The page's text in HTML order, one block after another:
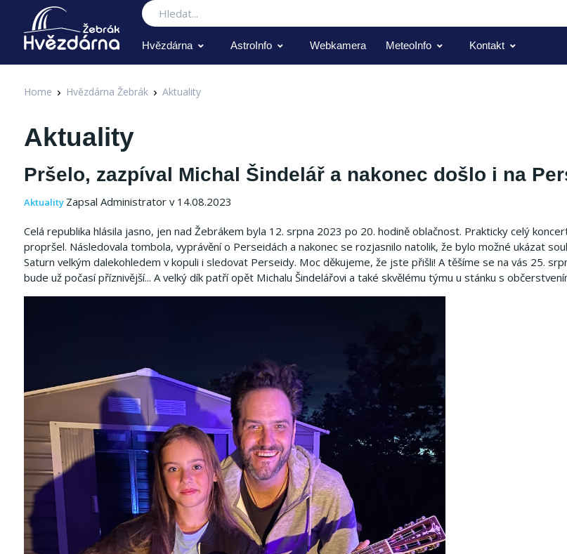
Hledat
Hvězdárna AstroInfo Webkamera MeteoInfo Kontakt
Home Hvězdárna Žebrák Aktuality
Aktuality
Pršelo, zazpíval Michal Šindelář a nakonec došlo i na
Aktuality Zapsal Administrator v 14.08.2023
Celá republika hlásila jasno, jen nad Žebrákem byla 12. srpna 2023 po 20. hodině oblačnost. Prakticky celý
propršel. Následovala tombola, vyprávění o Perseidách a nakonec se rozjasnilo natolik, že bylo možné ukázat
Saturn velkým dalekohledem v kopuli i sledovat Perseidy. Moc děkujeme, že jste přišli! A těšíme se na vás 25.
bude už počasí příznivější... A velký dík patří opět Michalu Šindelářovi a také skvělému týmu u stánku s